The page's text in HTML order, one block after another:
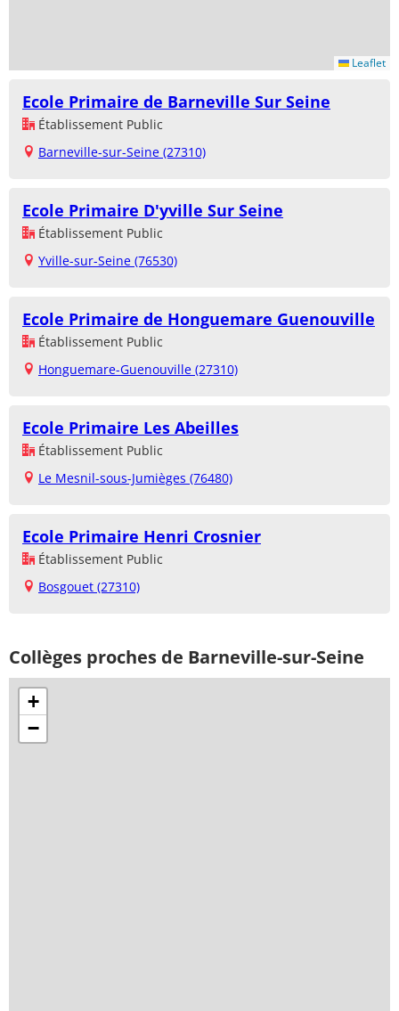
Leaflet
Ecole Primaire de Barneville Sur Seine
Établissement Public
Barneville-sur-Seine (27310)
Ecole Primaire D'yville Sur Seine
Établissement Public
Yville-sur-Seine (76530)
Ecole Primaire de Honguemare Guenouville
Établissement Public
Honguemare-Guenouville (27310)
Ecole Primaire Les Abeilles
Établissement Public
Le Mesnil-sous-Jumièges (76480)
Ecole Primaire Henri Crosnier
Établissement Public
Bosgouet (27310)
Collèges proches de Barneville-sur-Seine
+
−